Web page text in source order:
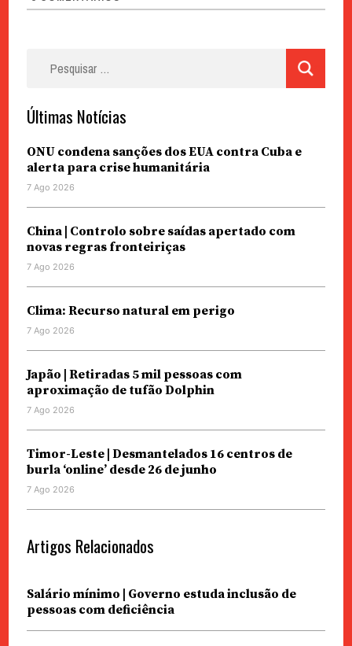
Últimas Notícias
ONU condena sanções dos EUA contra Cuba e
alerta para crise humanitária
7 Ago 2026
China | Controlo sobre saídas apertado com
novas regras fronteiriças
7 Ago 2026
Clima: Recurso natural em perigo
7 Ago 2026
Japão | Retiradas 5 mil pessoas com
aproximação de tufão Dolphin
7 Ago 2026
Timor-Leste | Desmantelados 16 centros de
burla ‘online’ desde 26 de junho
7 Ago 2026
Artigos Relacionados
Salário mínimo | Governo estuda inclusão de
pessoas com deficiência